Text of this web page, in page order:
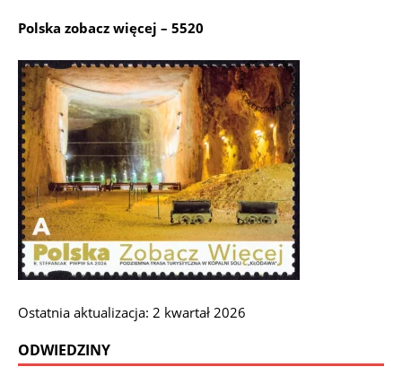
Polska zobacz więcej – 5520
Ostatnia aktualizacja: 2 kwartał 2026
ODWIEDZINY